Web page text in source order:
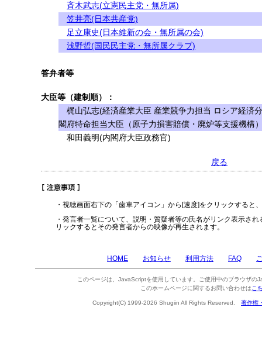
斉木武志(立憲民主党・無所属)
笠井亮(日本共産党)
足立康史(日本維新の会・無所属の会)
浅野哲(国民民主党・無所属クラブ)
答弁者等
大臣等（建制順）：
梶山弘志(経済産業大臣 産業競争力担当 ロシア経済
閣府特命担当大臣（原子力損害賠償・廃炉等支援機構
和田義明(内閣府大臣政務官)
戻る
・視聴画面右下の「歯車アイコン」から[速度]をクリックすると
・発言者一覧について、説明・質疑者等の氏名がリンク表示さ
リックするとその発言者からの映像が再生されます。
HOME お知らせ 利用方法 FAQ
このページは、JavaScriptを使用しています。ご使用中のブラウザの
このホームページに関するお問い合わせは こ
Copyright(C) 1999-2026 Shugiin All Rights Reserved. 著作権